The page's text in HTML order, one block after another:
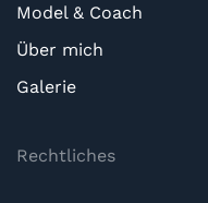
Model & Coach
Über mich
Galerie
Rechtliches